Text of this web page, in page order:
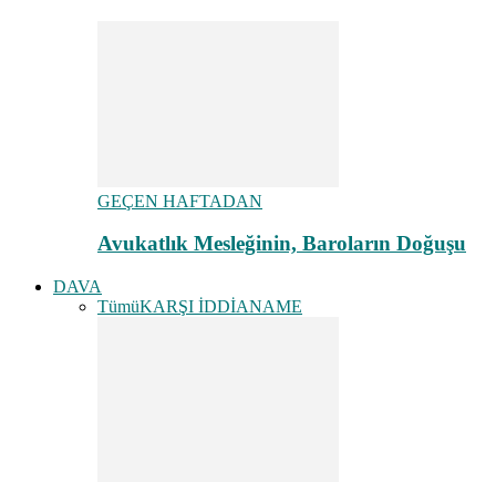
GEÇEN HAFTADAN
Avukatlık Mesleğinin, Baroların Doğuşu
DAVA
TümüKARŞI İDDİANAME